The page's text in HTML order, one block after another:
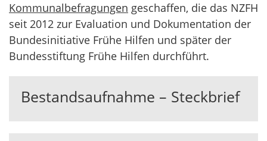
Kommunalbefragungen geschaffen, die das NZFH
seit 2012 zur Evaluation und Dokumentation der
Bundesinitiative Frühe Hilfen und später der
Bundesstiftung Frühe Hilfen durchführt.
Bestandsaufnahme – Steckbrief